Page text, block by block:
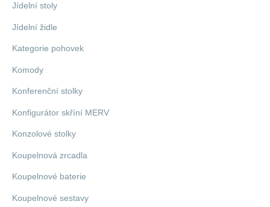
Jídelní stoly
Jídelní židle
Kategorie pohovek
Komody
Konferenční stolky
Konfigurátor skříní MERV
Konzolové stolky
Koupelnová zrcadla
Koupelnové baterie
Koupelnové sestavy